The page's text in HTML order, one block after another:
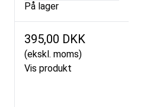
På lager
395,00 DKK
(ekskl. moms)
Vis produkt